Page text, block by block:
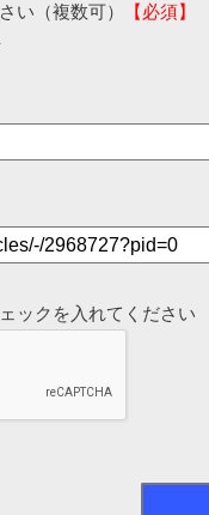
い（複数可）
【必須】
ックを入れてください